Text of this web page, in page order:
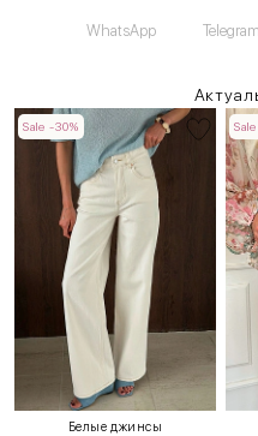
WhatsApp Telegram
Sale -30%
Белые джинсы